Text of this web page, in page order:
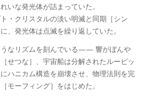
いな発光体が詰まっていた。
ト・クリスタルの淡い明滅と同期［シン
、発光体は点滅を繰り返していた。
うなリズムを刻んでいる—— 響がぼんや
せつな］、宇宙船は分解されたルービッ
ハニカム構造を崩壊させ、物理法則を完
モーフィング］をはじめた。